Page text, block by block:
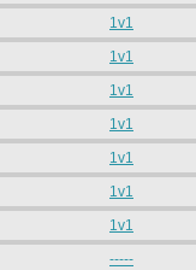
1v1
1v1
1v1
1v1
1v1
1v1
1v1
-----